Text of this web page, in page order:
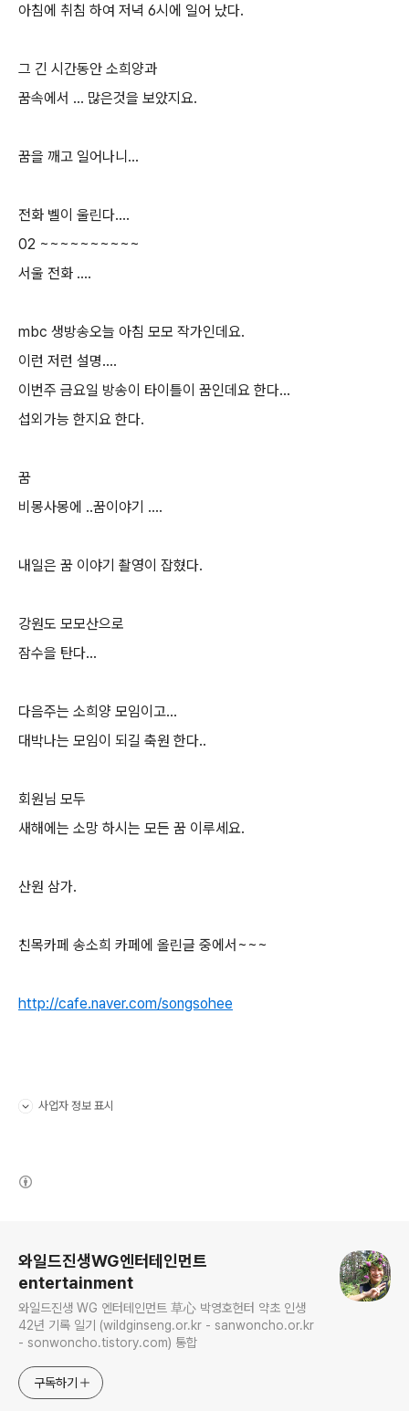
아침에 취침 하여 저녁 6시에 일어 났다.
그 긴 시간동안 소희양과
꿈속에서 ... 많은것을 보았지요.
꿈을 깨고 일어나니...
전화 벨이 울린다....
02 ~~~~~~~~~~
서울 전화 ....
mbc 생방송오늘 아침 모모 작가인데요.
이런 저런 설명....
이번주 금요일 방송이 타이틀이 꿈인데요 한다...
섭외가능 한지요 한다.
꿈
비몽사몽에 ..꿈이야기 ....
내일은 꿈 이야기 촬영이 잡혔다.
강원도 모모산으로
잠수을 탄다...
다음주는 소희양 모임이고...
대박나는 모임이 되길 축원 한다..
회원님 모두
새해에는 소망 하시는 모든 꿈 이루세요.
산원 삼가.
친목카페 송소희 카페에 올린글 중에서~~~
http://cafe.naver.com/songsohee
사업자 정보 표시
와일드진생WG엔터테인먼트
entertainment
와일드진생 WG 엔터테인먼트 草心 박영호헌터 약초 인생
42년 기록 일기 (wildginseng.or.kr - sanwoncho.or.kr
- sonwoncho.tistory.com) 통합
구독하기